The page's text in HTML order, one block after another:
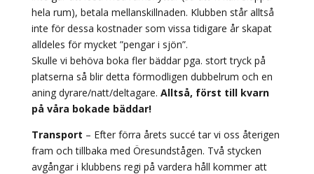
hela rum), betala mellanskillnaden. Klubben står alltså
inte för dessa kostnader som vissa tidigare år skapat
alldeles för mycket ”pengar i sjön”.
Skulle vi behöva boka fler bäddar pga. stort tryck på
platserna så blir detta förmodligen dubbelrum och en
aning dyrare/natt/deltagare. Alltså, först till kvarn
på våra bokade bäddar!
Transport – Efter förra årets succé tar vi oss återigen
fram och tillbaka med Öresundstågen. Två stycken
avgångar i klubbens regi på vardera håll kommer att